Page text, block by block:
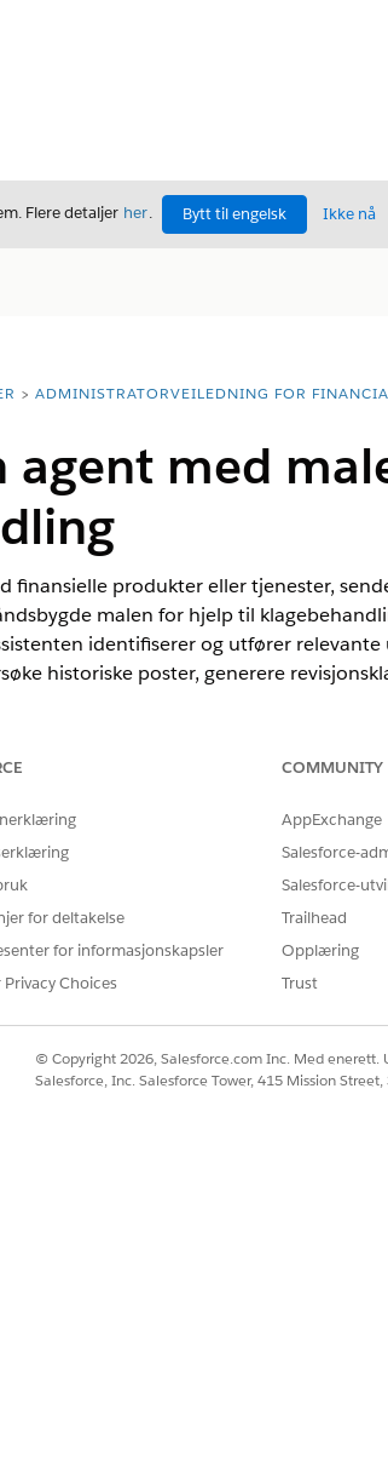
Flere detaljer her. Bytt til engelsk Ikke nå
ADMINISTRATORVEILEDNING FOR
agent med
finansielle produkter eller tjenester,
malen for hjelp til
identifiserer og utfører
historiske poster, generere
ogUnlimited
Edition med
Krever at hver bruker har tillegget
for hjelp for klagebehandling:
Financial
OG
for deltakelse
for informasjonskapsler
Privacy Choices
COMMUNITY
AppExchange
Salesforce-
Salesforce-
Trailhead
Opplæring
Trust
© Copyright 2026, Salesforce.com Inc. Med
Salesforce, Inc. Salesforce Tower, 415 Mission